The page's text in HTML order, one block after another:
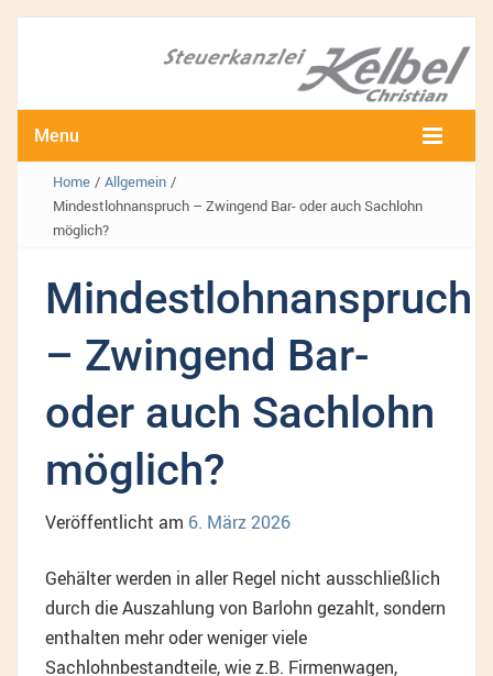
Menu
Home / Allgemein /
Mindestlohnanspruch – Zwingend Bar- oder auch Sachlohn
möglich?
Mindestlohnanspruch
– Zwingend Bar-
oder auch Sachlohn
möglich?
Veröffentlicht am 6. März 2026
Gehälter werden in aller Regel nicht ausschließlich
durch die Auszahlung von Barlohn gezahlt, sondern
enthalten mehr oder weniger viele
Sachlohnbestandteile, wie z.B. Firmenwagen,